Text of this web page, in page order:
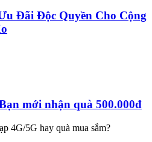
Đãi Độc Quyền Cho Cộng
mới nhận quà 500.000đ
4G/5G hay quà mua sắm?